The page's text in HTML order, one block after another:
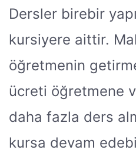
Dersler birebir
kursiyere aittir.
öğretmenin
ücreti öğretmene
daha fazla ders
kursa devam